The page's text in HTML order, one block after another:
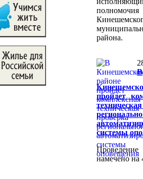
района.
В
пройдет
системы
намечено на